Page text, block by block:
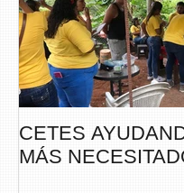
CETES
MÁS